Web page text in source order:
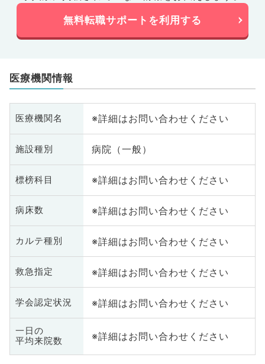
無料転職サポートを利用する
医療機関情報
医療機関名 ※詳細はお問い合わせください
施設種別 病院（一般）
標榜科目 ※詳細はお問い合わせください
病床数 ※詳細はお問い合わせください
カルテ種別 ※詳細はお問い合わせください
救急指定 ※詳細はお問い合わせください
学会認定状況 ※詳細はお問い合わせください
一日の
平均来院数
※詳細はお問い合わせください